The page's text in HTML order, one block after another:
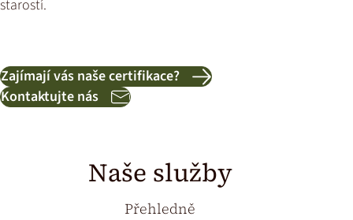
starostí.
Zajímají vás naše certifikace?
Kontaktujte nás
Naše služby
Přehledně